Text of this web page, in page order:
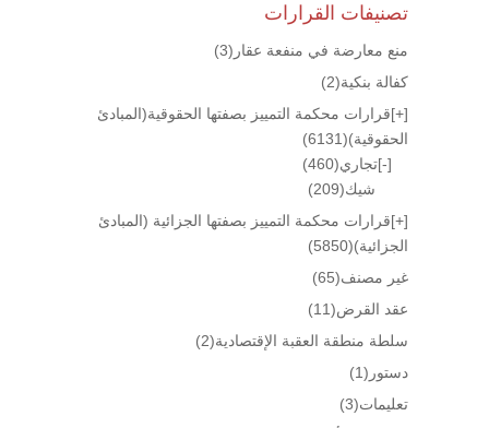
تصنيفات القرارات
منع معارضة في منفعة عقار (3)
كفالة بنكية(2)
[+]قرارات محكمة التمييز بصفتها الحقوقية(المبادئ
الحقوقية)(6131)
[-]تجاري(460)
شيك(209)
[+]قرارات محكمة التمييز بصفتها الجزائية (المبادئ
الجزائية)(5850)
غير مصنف(65)
عقد القرض(11)
سلطة منطقة العقبة الإقتصادية(2)
دستور (1)
تعليمات(3)